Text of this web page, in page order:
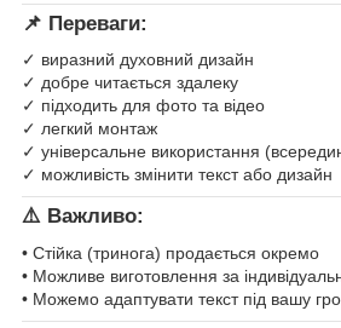
📌 Переваги:
✓ виразний духовний дизайн
✓ добре читається здалеку
✓ підходить для фото та відео
✓ легкий монтаж
✓ універсальне використання
✓ можливість змінити текст або дизайн
⚠️ Важливо:
• Стійка (тринога) продається окремо
• Можливе виготовлення за
• Можемо адаптувати текст під вашу